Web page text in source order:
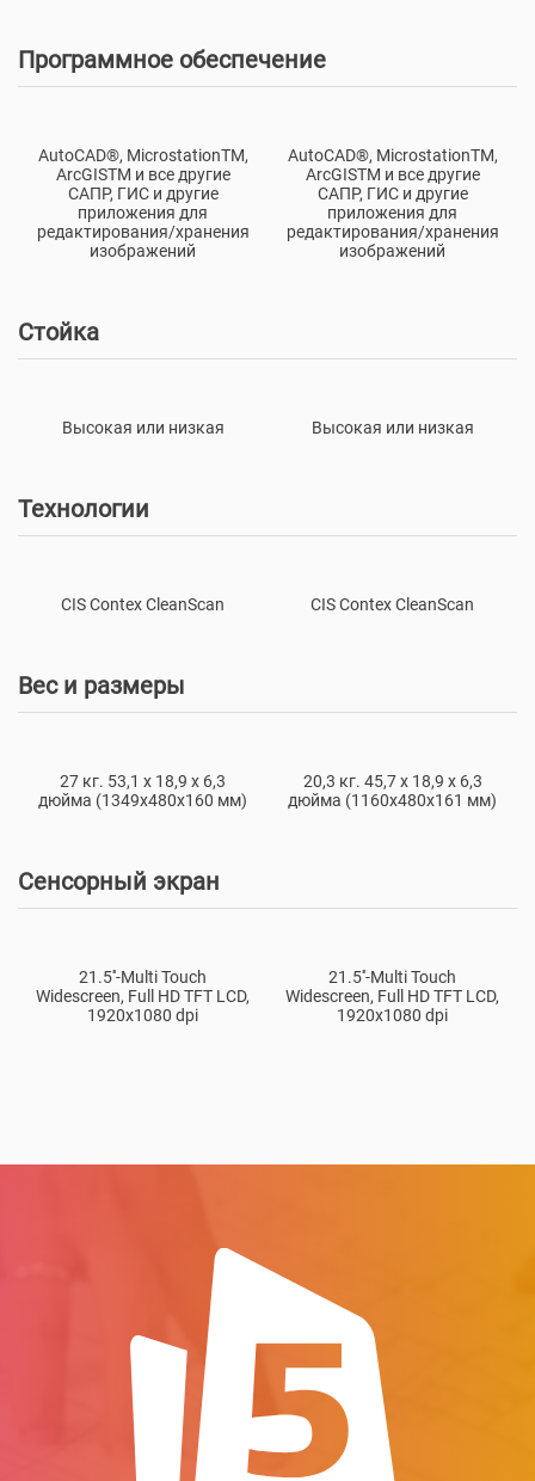
Программное обеспечение
AutoCAD®, MicrostationTM,
ArcGISTM и все другие
САПР, ГИС и другие
приложения для
редактирования/хранения
изображений
AutoCAD®, MicrostationTM,
ArcGISTM и все другие
САПР, ГИС и другие
приложения для
редактирования/хранения
изображений
Стойка
Высокая или низкая Высокая или низкая
Технологии
CIS Contex CleanScan CIS Contex CleanScan
Вес и размеры
27 кг. 53,1 х 18,9 х 6,3
дюйма (1349x480x160 мм)
20,3 кг. 45,7 х 18,9 х 6,3
дюйма (1160x480x161 мм)
Сенсорный экран
21.5''-Multi Touch
Widescreen, Full HD TFT LCD,
1920x1080 dpi
21.5''-Multi Touch
Widescreen, Full HD TFT LCD,
1920x1080 dpi